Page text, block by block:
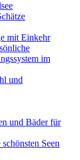
mit Einkehr
im
und
und Bäder für
Seen